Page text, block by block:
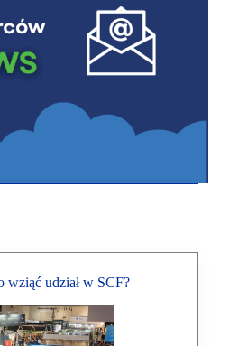
wziąć udział w SCF?